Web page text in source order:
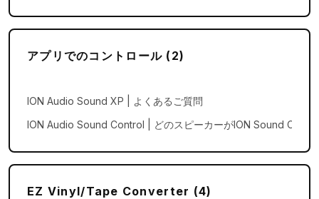
アプリでのコントロール (2)
ION Audio Sound XP | よくあるご質問
ION Audio Sound Control | どのスピーカーがION Sound
EZ Vinyl/Tape Converter (4)